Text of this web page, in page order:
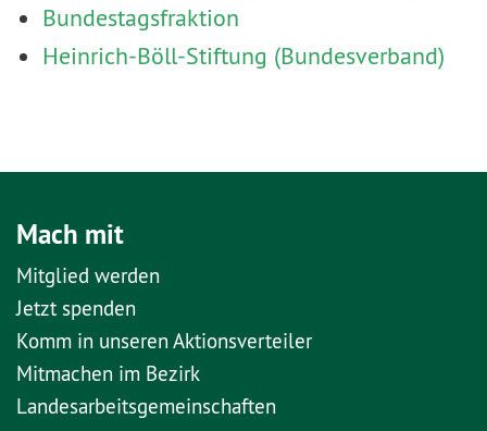
Bundestagsfraktion
Heinrich-Böll-Stiftung (Bundesverband)
Mach mit
Mitglied werden
Jetzt spenden
Komm in unseren Aktionsverteiler
Mitmachen im Bezirk
Landesarbeitsgemeinschaften